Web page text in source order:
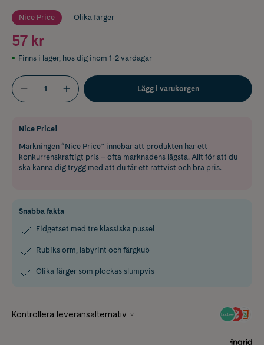
Nice Price Olika färger
57 kr
Finns i lager, hos dig inom 1-2 vardagar
Lägg i varukorgen
Nice Price!
Märkningen “Nice Price” innebär att produkten har ett
konkurrenskraftigt pris – ofta marknadens lägsta. Allt för att du
ska känna dig trygg med att du får ett rättvist och bra pris.
Snabba fakta
Fidgetset med tre klassiska pussel
Rubiks orm, labyrint och färgkub
Olika färger som plockas slumpvis